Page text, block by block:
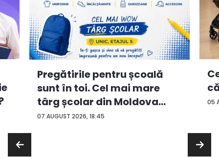
07 AUGUST 2026, 18:45
Pregătirile pentru școală
sunt în toi. Cel mai mare
târg școlar din Moldova
con...
05